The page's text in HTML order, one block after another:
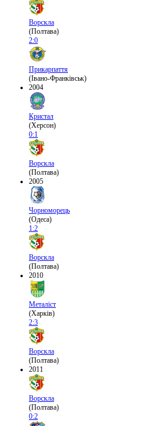
Ворскла
(Полтава)
2:0
Прикарпаття
(Івано-Франківськ)
2004
Кристал
(Херсон)
0:1
Ворскла
(Полтава)
2005
Чорноморець
(Одеса)
1:2
Ворскла
(Полтава)
2010
Металіст
(Харків)
2:3
Ворскла
(Полтава)
2011
Ворскла
(Полтава)
0:2